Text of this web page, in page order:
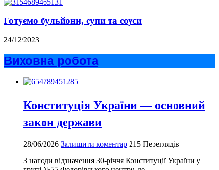
Готуємо бульйони, супи та соуси
24/12/2023
Виховна робота
Конституція України — основний
закон держави
28/06/2026 Залишити коментар 215 Переглядів
З нагоди відзначення 30-річчя Конституції України у